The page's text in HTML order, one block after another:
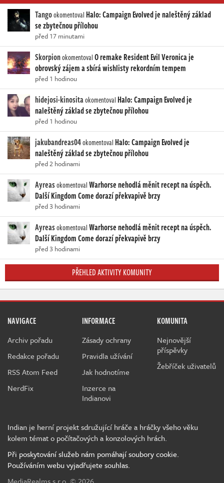
Tangookomentoval Halo: Campaign Evolved je naleštěný základ
se zbytečnou přílohou
před 17 minutami
SkorpionokomentovalO remake Resident Evil Veronica je
obrovský zájem a sbírá wishlisty rekordním tempem
před 1 hodinou
hidejosi-kinositaokomentoval Halo: Campaign Evolved je
naleštěný základ se zbytečnou přílohou
před 1 hodinou
jakubandreas04okomentoval Halo: Campaign Evolved je
naleštěný základ se zbytečnou přílohou
před 2 hodinami
AyreasokomentovalWarhorse nehodlá měnit recept na úspěch.
Další Kingdom Come dorazí překvapivě brzy
před 3 hodinami
AyreasokomentovalWarhorse nehodlá měnit recept na úspěch.
Další Kingdom Come dorazí překvapivě brzy
před 3 hodinami
PŘEHLED AKTIVITY KOMUNITY
NAVIGACE
Archiv pořadu
Redakce pořadu
RSS Atom Feed
NerdFix
INFORMACE
Zásady ochrany
Pravidla užívání
Jak hodnotíme
Inzerce na
Indianovi
KOMUNITA
Nejnovější
příspěvky
Žebříček uživatelů
Indian je herní projekt sdružující hráče a hráčky všeho věku
kolem témat o počítačových a konzolových hrách.
Při poskytování služeb nám pomáhají soubory cookie.
Používáním webu vyjadřujete souhlas.